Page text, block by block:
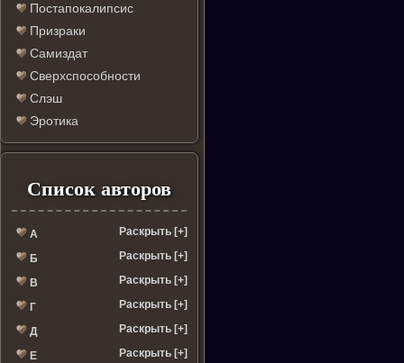
Постапокалипсис
Призраки
Самиздат
Сверхспособности
Слэш
Эротика
Список авторов
А Раскрыть [+]
Б Раскрыть [+]
В Раскрыть [+]
Г Раскрыть [+]
Д Раскрыть [+]
Е Раскрыть [+]